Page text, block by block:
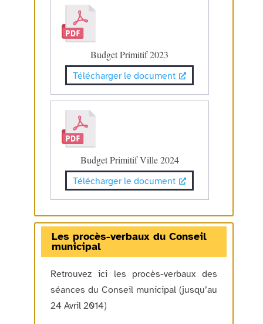
Budget Primitif 2023
Télécharger le document
Budget Primitif Ville 2024
Télécharger le document
Les procès-verbaux du Conseil
municipal
Retrouvez ici les procès-verbaux des
séances du Conseil municipal (jusqu’au
24 Avril 2014)